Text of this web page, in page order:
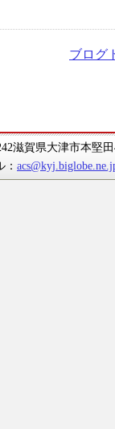
ブログ
滋賀県大津市本堅